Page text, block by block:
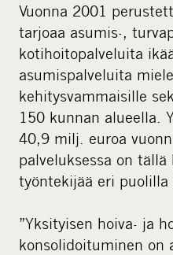
Vuonna 2001
tarjoaa asumis-,
kotihoitopalveluita
asumispalveluita
kehitysvammaisille
150 kunnan alueella.
40,9 milj. euroa
palveluksessa on
työntekijää eri puolilla
”Yksityisen hoiva- ja
konsolidoituminen on